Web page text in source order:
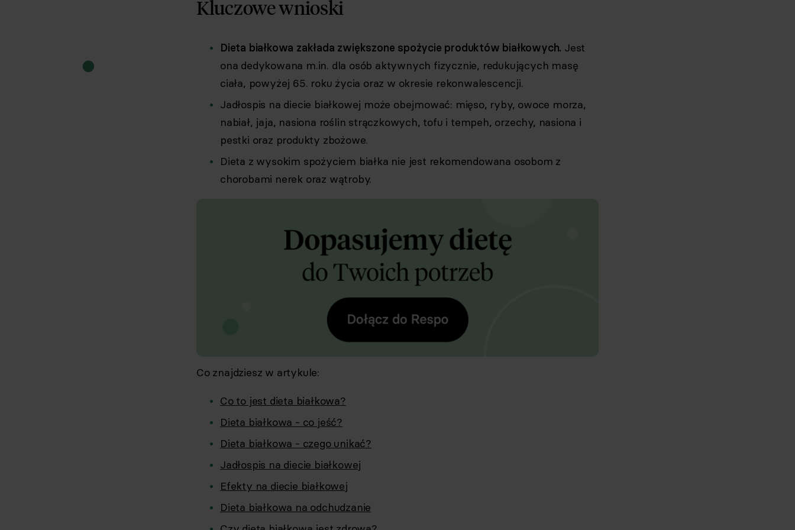
Kluczowe wnioski
Dieta białkowa zakłada zwiększone spożycie produktów białkowych. Jest
ona dedykowana m.in. dla osób aktywnych fizycznie, redukujących masę
ciała, powyżej 65. roku życia oraz w okresie rekonwalescencji.
Jadłospis na diecie białkowej może obejmować: mięso, ryby, owoce morza,
nabiał, jaja, nasiona roślin strączkowych, tofu i tempeh, orzechy, nasiona i
pestki oraz produkty zbożowe.
Dieta z wysokim spożyciem białka nie jest rekomendowana osobom z
chorobami nerek oraz wątroby.
Co znajdziesz w artykule:
Co to jest dieta białkowa?
Dieta białkowa - co jeść?
Dieta białkowa - czego unikać?
Jadłospis na diecie białkowej
Efekty na diecie białkowej
Dieta białkowa na odchudzanie